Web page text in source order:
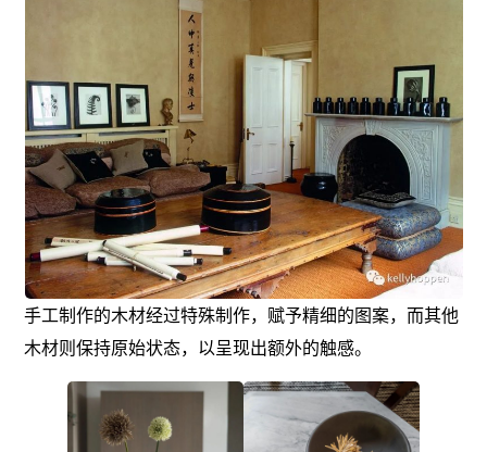
手工制作的木材经过特殊制作，赋予精细的图案，而其他
木材则保持原始状态，以呈现出额外的触感。